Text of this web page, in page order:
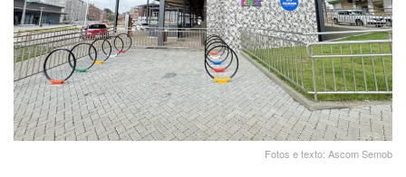
Fotos e texto: Ascom Semob